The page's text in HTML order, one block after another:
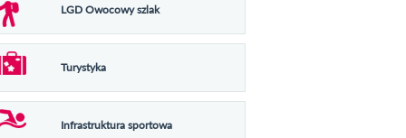
LGD Owocowy szlak
Turystyka
Infrastruktura sportowa